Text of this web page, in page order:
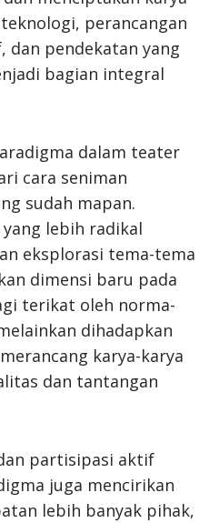
perancangan
dan pendekatan yang
bagian integral
dalam teater
cara seniman
sudah mapan.
lebih radikal
eksplorasi tema-tema
dimensi baru pada
terikat oleh norma-
dihadapkan
karya-karya
dan tantangan
partisipasi aktif
juga mencirikan
lebih banyak pihak,